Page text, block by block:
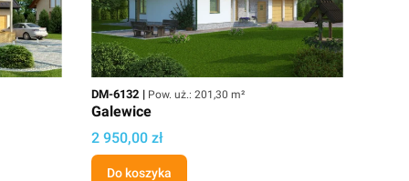
Kod
DM-6132 Powierzchnia użytkowa
Pow. uż.: 201,30 m²
Galewice
Cena
2 950,00 zł
Do koszyka